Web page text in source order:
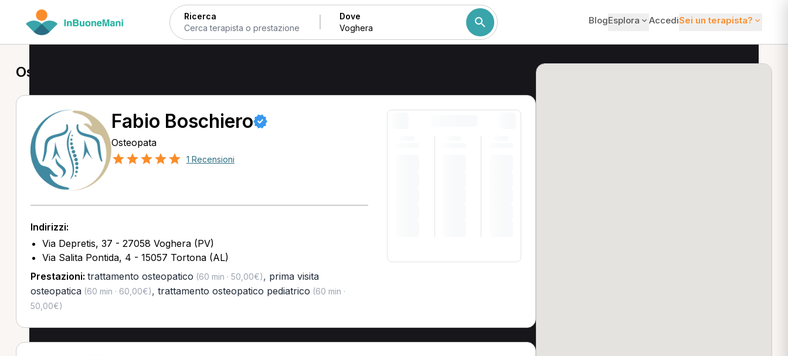
Ricerca Dove BlogEsplora AccediSei un terapista?
Osteopata a Voghera
Fabio Boschiero
Osteopata
1 Recensioni
Indirizzi:
Via Depretis, 37 - 27058 Voghera (PV)
Via Salita Pontida, 4 - 15057 Tortona (AL)
Prestazioni: trattamento osteopatico (60 min · 50,00€), prima visita
osteopatica(60 min · 60,00€), trattamento osteopatico pediatrico (60 min ·
50,00€)